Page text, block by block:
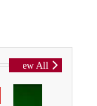
View All